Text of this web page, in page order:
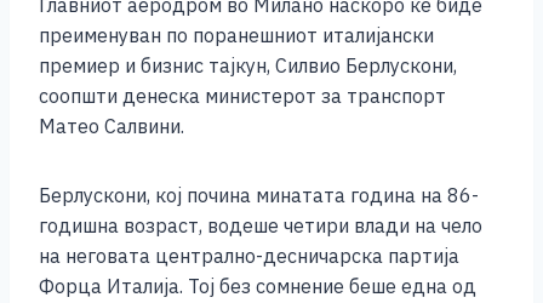
c
e
b
o
o
k
ss
e
n
g
er
tt
er
at
s
A
p
er ai
l
p
y
Li
k
ar
Главниот аеродром во Милано наскоро ќе биде
преименуван по поранешниот италијански
премиер и бизнис тајкун, Силвио Берлускони,
соопшти денеска министерот за транспорт
Матео Салвини.
Берлускони, кој почина минатата година на 86-
годишна возраст, водеше четири влади на чело
на неговата централно-десничарска партија
Форца Италија. Тој без сомнение беше една од